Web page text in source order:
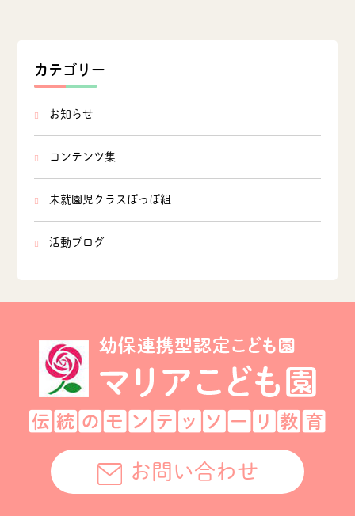
カテゴリー
お知らせ
コンテンツ集
未就園児クラスぽっぽ組
活動ブログ
お問い合わせ